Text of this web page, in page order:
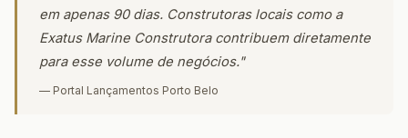
em apenas 90 dias. Construtoras locais como a
Exatus Marine Construtora contribuem diretamente
para esse volume de negócios."
— Portal Lançamentos Porto Belo